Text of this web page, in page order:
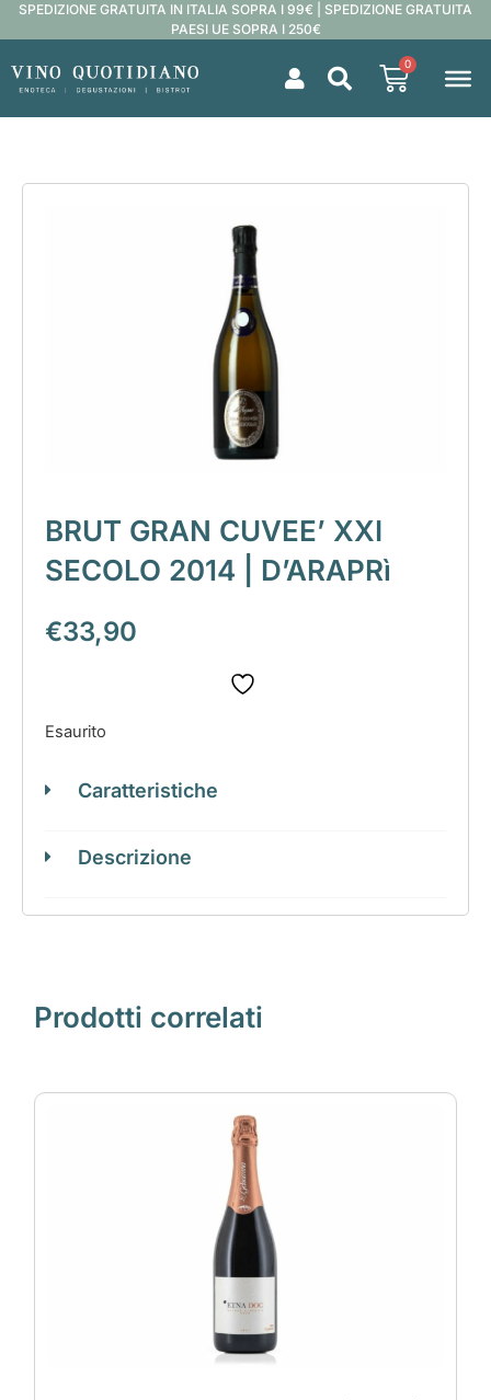
SPEDIZIONE GRATUITA IN ITALIA SOPRA I 99€ | SPEDIZIONE GRATUITA
PAESI UE SOPRA I 250€
0
BRUT GRAN CUVEE’ XXI
SECOLO 2014 | D’ARAPRì
€33,90
Esaurito
Caratteristiche
Descrizione
Prodotti correlati